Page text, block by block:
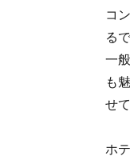
コ
る
一
も
せ
ホ